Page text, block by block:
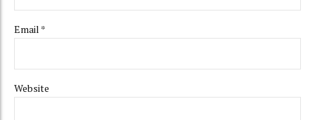
Email *
Website